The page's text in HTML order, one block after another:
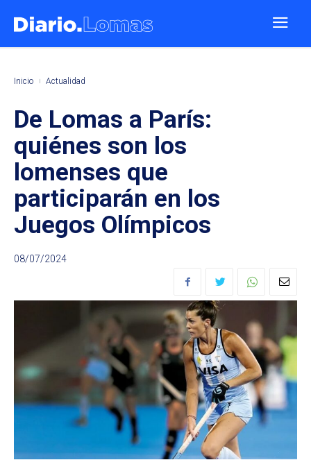
Inicio Actualidad
De Lomas a París:
quiénes son los
lomenses que
participarán en los
Juegos Olímpicos
08/07/2024